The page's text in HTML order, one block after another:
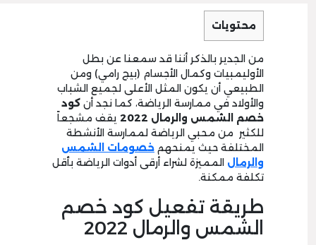
محتويات
من الجدير بالذكر أننا قد سمعنا عن بطل
الأوليمبيات وكمال الأجسام (بيج رامي) ومن
الطبيعي أن يكون المثل الأعلى لجميع الشباب
والأولاد في ممارسة الرياضة، كما نجد أن كود
خصم الشمس والرمال 2022 يقف مشجعاً
للكثير من محبي الرياضة لممارسة الأنشطة
المختلفة حيث يمنحهم خصومات الشمس
والرمال المميزة لشراء أرقى أدوات الرياضة بأقل
تكلفة ممكنة.
طريقة تفعيل كود خصم
الشمس والرمال 2022